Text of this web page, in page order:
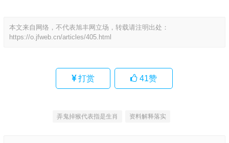
本文来自网络，不代表旭丰网立场，转载请注明出处：
https://o.jfweb.cn/articles/405.html
打赏 41赞
弄鬼掉猴代表指是生肖 资料解释落实